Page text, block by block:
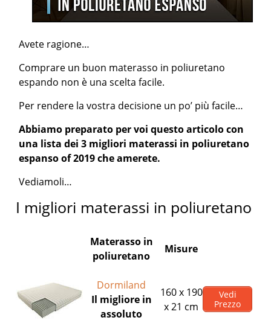
Avete ragione…
Comprare un buon materasso in poliuretano
espando non è una scelta facile.
Per rendere la vostra decisione un po’ più facile…
Abbiamo preparato per voi questo articolo con
una lista dei 3 migliori materassi in poliuretano
espanso of 2019 che amerete.
Vediamoli…
I migliori materassi in poliuretano
Materasso in
poliuretano
Misure
Dormiland
Il migliore in
assoluto
160 x 190
x 21 cm
Vedi
Prezzo